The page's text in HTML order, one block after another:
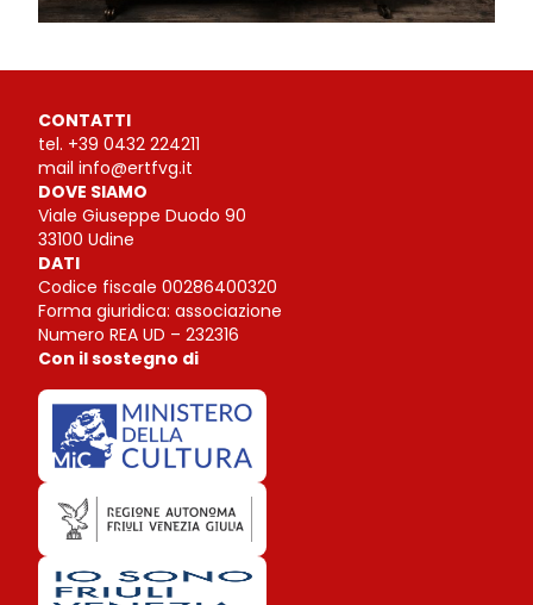
CONTATTI
tel. +39 0432 224211
mail info@ertfvg.it
DOVE SIAMO
Viale Giuseppe Duodo 90
33100 Udine
DATI
Codice fiscale 00286400320
Forma giuridica: associazione
Numero REA UD – 232316
Con il sostegno di